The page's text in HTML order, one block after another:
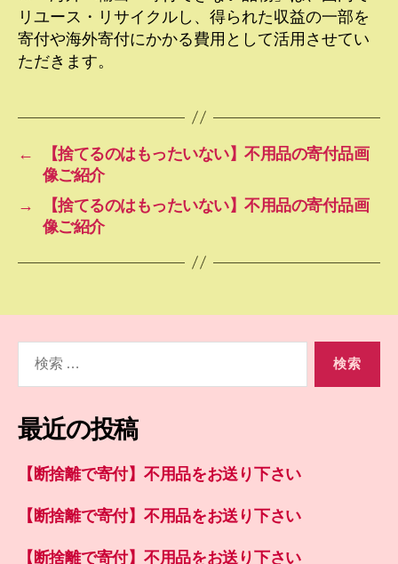
リユース・リサイクルし、得られた収益の一部を
寄付や海外寄付にかかる費用として活用させてい
ただきます。
←
【捨てるのはもったいない】不用品の寄付品画
像ご紹介
→
【捨てるのはもったいない】不用品の寄付品画
像ご紹介
象:
最近の投稿
【断捨離で寄付】不用品をお送り下さい
【断捨離で寄付】不用品をお送り下さい
【断捨離で寄付】不用品をお送り下さい